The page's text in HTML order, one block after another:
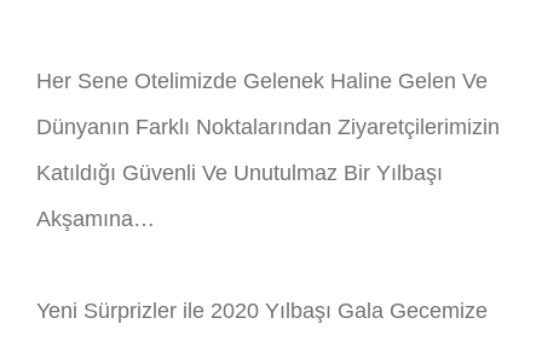
Her Sene Otelimizde Gelenek Haline Gelen Ve
Dünyanın Farklı Noktalarından Ziyaretçilerimizin
Katıldığı Güvenli Ve Unutulmaz Bir Yılbaşı
Akşamına…
Yeni Sürprizler ile 2020 Yılbaşı Gala Gecemize